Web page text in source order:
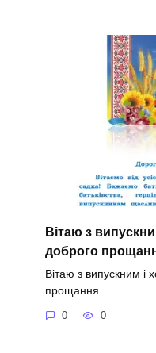
Вітаю з
доброго
Вітаю з випускним і
прощання
0 0